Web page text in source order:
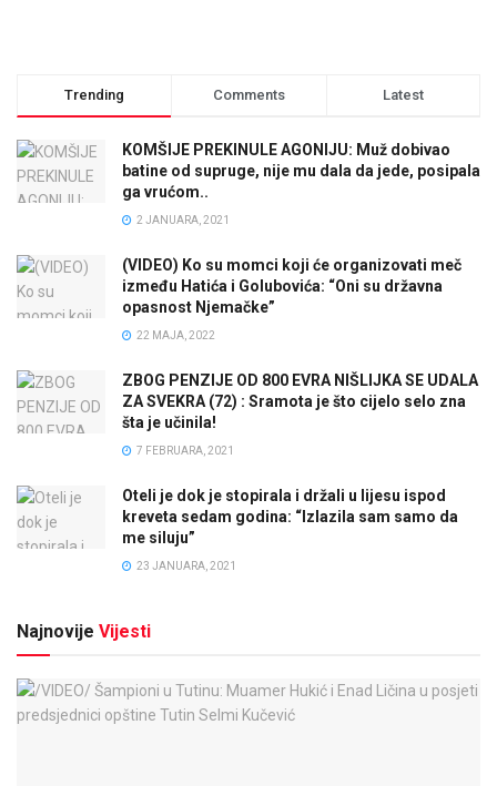
Trending Comments Latest
KOMŠIJE PREKINULE AGONIJU: Muž dobivao
batine od supruge, nije mu dala da jede, posipala
ga vrućom..
2 JANUARA, 2021
(VIDEO) Ko su momci koji će organizovati meč
između Hatića i Golubovića: “Oni su državna
opasnost Njemačke”
22 MAJA, 2022
ZBOG PENZIJE OD 800 EVRA NIŠLIJKA SE UDALA
ZA SVEKRA (72) : Sramota je što cijelo selo zna
šta je učinila!
7 FEBRUARA, 2021
Oteli je dok je stopirala i držali u lijesu ispod
kreveta sedam godina: “Izlazila sam samo da
me siluju”
23 JANUARA, 2021
Najnovije Vijesti